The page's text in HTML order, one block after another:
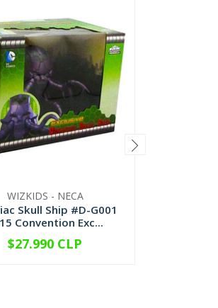
WIZKIDS - NECA
Skull Ship #D-G001
Convention Exc...
+
$27.990 CLP